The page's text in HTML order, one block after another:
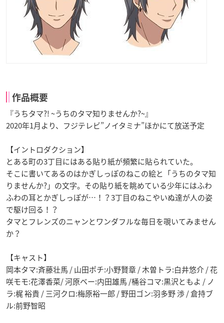
作品概要
『うちタマ?! ~うちのタマ知りませんか?~』
2020年1月より、フジテレビ”ノイタミナ”ほかにて放送予定
【イントロダクション】
とある町の3丁目にはある貼り紙が頻繁に貼られていた。
そこに書いてあるのはかぎしっぽのねこの絵と「うちのタマ知
りませんか?」の文字。その貼り紙を眺めている少年にはふわ
ふわの耳とかぎしっぽが…！？3丁目のねこやいぬ達が人の姿
で駆け回る！？
タマとフレンズのニャンとワンダフルな毎日を覗いてみません
か？
【キャスト】
岡本タマ:斉藤壮馬 / 山田ポチ:小野賢章 / 木曽トラ:白井悠介 / 花
咲モモ:花澤香菜/ 河原ベー:内田雄馬 /桶谷コマ:黒沢ともよ / ノ
ラ:梶 裕貴 / 三河クロ:梅原裕一郎 / 野田ゴン:羽多野 渉 / 倉持ブ
ル:前野智昭